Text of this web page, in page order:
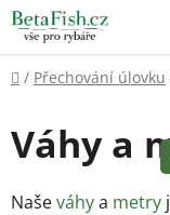
Přejít
na
obsah
Domů
/ Přechování úlovku
Váhy a
Naševáhya metry